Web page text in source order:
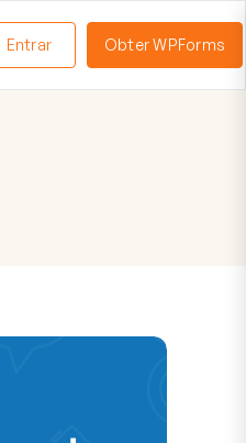
Entrar Obter WPForms